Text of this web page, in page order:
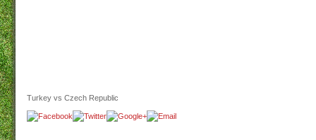
Turkey vs Czech Republic